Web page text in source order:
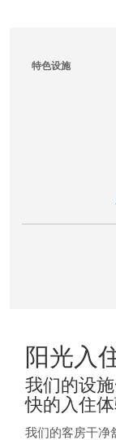
特色设施
阳光入
我们的设
快的入住
我们的客房干净